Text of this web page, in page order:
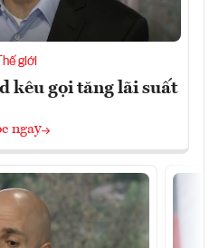
Thế giới
kêu gọi tăng lãi suất
ngay